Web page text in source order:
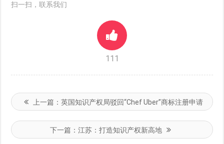
扫一扫，联系我们
111
上一篇： 英国知识产权局驳回“Chef Uber”商标注册申请
下一篇：江苏：打造知识产权新高地